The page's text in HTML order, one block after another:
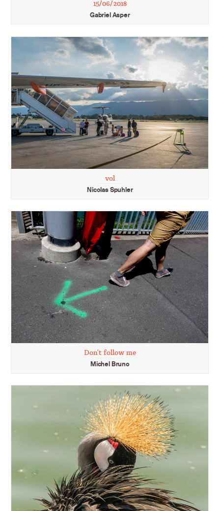
15/06/2018
Gabriel Asper
vol
Nicolas Spuhler
Don’t follow me
Michel Bruno